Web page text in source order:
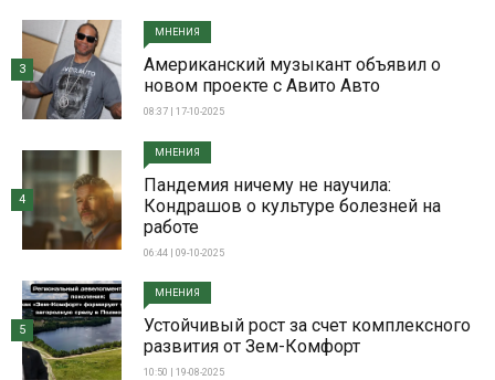
МНЕНИЯ
Американский музыкант объявил о
новом проекте с Авито Авто
08:37 | 17-10-2025
3
МНЕНИЯ
Пандемия ничему не научила:
Кондрашов о культуре болезней на
работе
06:44 | 09-10-2025
4
МНЕНИЯ
Устойчивый рост за счет комплексного
развития от Зем-Комфорт
10:50 | 19-08-2025
5